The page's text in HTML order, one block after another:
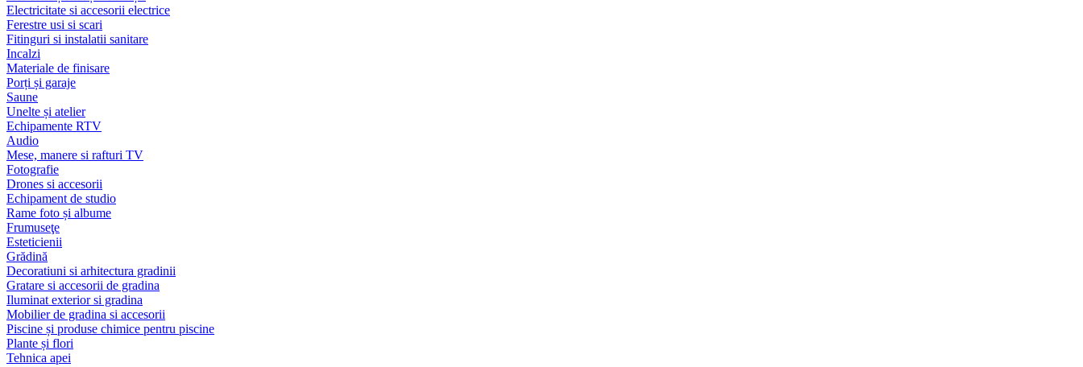
Electricitate si accesorii electrice
Ferestre usi si scari
Fitinguri si instalatii sanitare
Incalzi
Materiale de finisare
Porți și garaje
Saune
Unelte și atelier
Echipamente RTV
Audio
Mese, manere si rafturi TV
Fotografie
Drones si accesorii
Echipament de studio
Rame foto și albume
Frumuseţe
Esteticienii
Grădină
Decoratiuni si arhitectura gradinii
Gratare si accesorii de gradina
Iluminat exterior si gradina
Mobilier de gradina si accesorii
Piscine și produse chimice pentru piscine
Plante și flori
Tehnica apei